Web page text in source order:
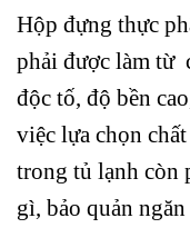
Hộp đựng thực
phải được làm từ
độc tố, độ bền
việc lựa chọn
trong tủ lạnh còn
gì, bảo quản